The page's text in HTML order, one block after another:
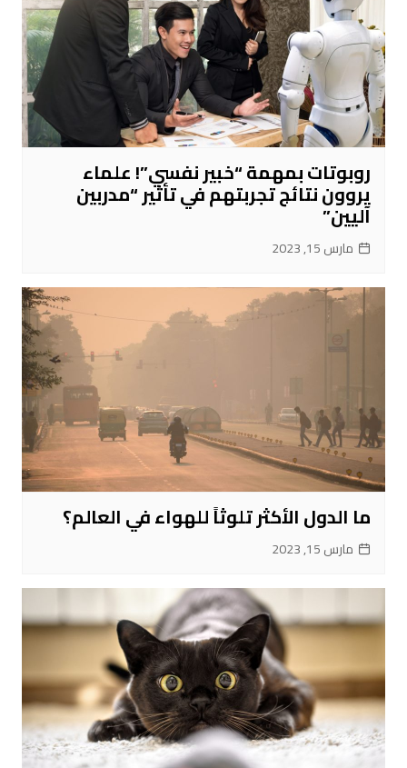
روبوتات بمهمة “خبير نفسي”! علماء
يروون نتائج تجربتهم في تأثير “مدربين
آليين”
مارس 15, 2023
ما الدول الأكثر تلوثاً للهواء في العالم؟
مارس 15, 2023